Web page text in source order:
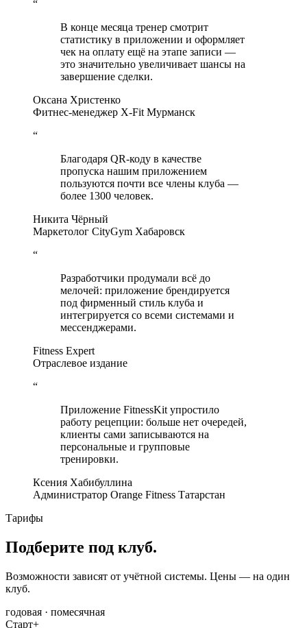
“
В конце месяца тренер смотрит
статистику в приложении и оформляет
чек на оплату ещё на этапе записи —
это значительно увеличивает шансы на
завершение сделки.
Оксана Христенко
Фитнес-менеджер X-Fit Мурманск
“
Благодаря QR-коду в качестве
пропуска нашим приложением
пользуются почти все члены клуба —
более 1300 человек.
Никита Чёрный
Маркетолог CityGym Хабаровск
“
Разработчики продумали всё до
мелочей: приложение брендируется
под фирменный стиль клуба и
интегрируется со всеми системами и
мессенджерами.
Fitness Expert
Отраслевое издание
“
Приложение FitnessKit упростило
работу рецепции: больше нет очередей,
клиенты сами записываются на
персональные и групповые
тренировки.
Ксения Хабибуллина
Администратор Orange Fitness Татарстан
Тарифы
Подберите под клуб.
Возможности зависят от учётной системы. Цены — на один
клуб.
годовая · помесячная
Старт+